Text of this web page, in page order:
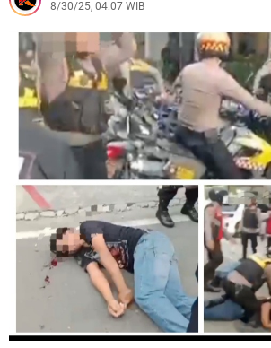
Berknalpot Tidak Sesuai
Polisi Berhasil Amankan
Pencuriaan Saat Kunci Masih
Perempuan Tanpa Identitas
Kadungora, Polisi Lakukan
Korban
Polres Garut Ungkap Kasus
Mengakibatkan Korban
Polres Garut Ungkap Kasus
Kaler, 22 Terduga Pelaku
Amankan Sopir Mabuk,
di Jalan Raya
Cipta Kondusif, Polsek
Wilayah Hukumnya
8/30/25, 04:07 WIB